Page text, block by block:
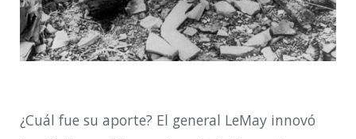
¿Cuál fue su aporte? El general LeMay innovó